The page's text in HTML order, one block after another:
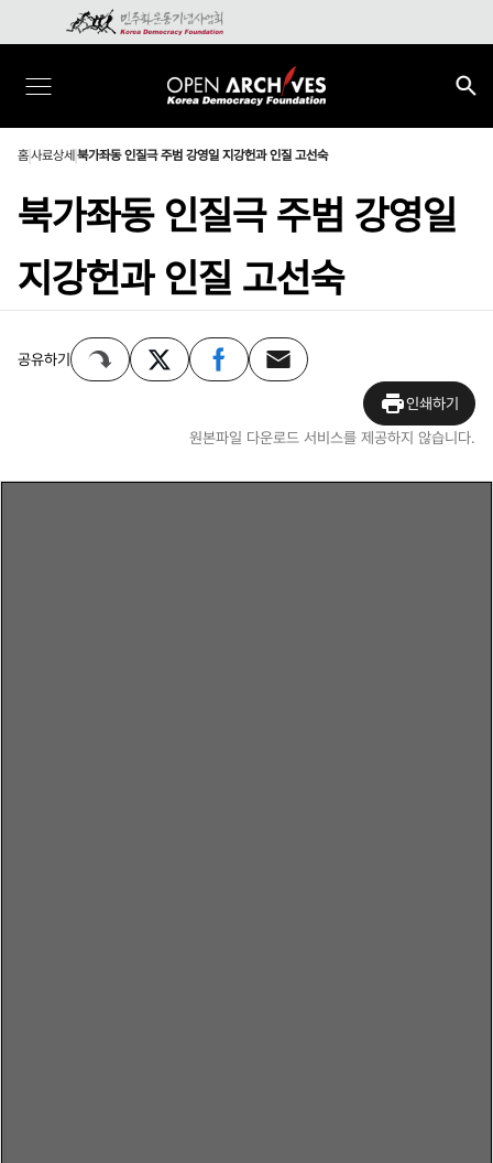
홈사료상세 북가좌동 인질극 주범 강영일 지강헌과 인질 고선숙
북가좌동 인질극 주범 강영일
지강헌과 인질 고선숙
공유하기
인쇄하기
원본파일 다운로드 서비스를 제공하지 않습니다.